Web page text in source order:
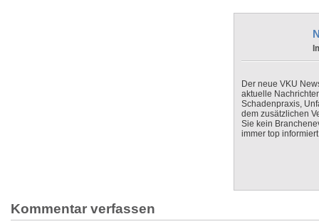
Der neue VKU
aktuelle
Schadenpraxis,
dem zusätzlichen
Sie kein
immer top
Kommentar verfassen